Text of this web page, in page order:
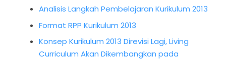
Analisis Langkah Pembelajaran Kurikulum 2013
Format RPP Kurikulum 2013
Konsep Kurikulum 2013 Direvisi Lagi, Living
Curriculum Akan Dikembangkan pada